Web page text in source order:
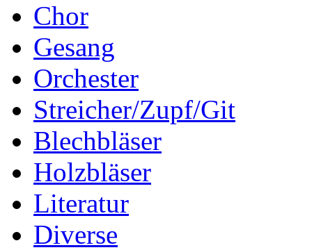
Chor
Gesang
Orchester
Streicher/Zupf/Git
Blechbläser
Holzbläser
Literatur
Diverse